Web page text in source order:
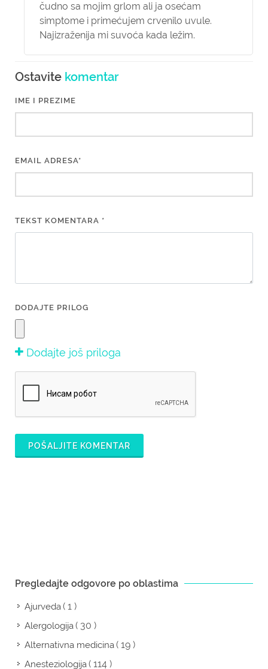
čudno sa mojim grlom ali ja osećam
simptome i primećujem crvenilo uvule.
Najizraženija mi suvoća kada ležim.
Ostavite komentar
IME I PREZIME
EMAIL ADRESA*
TEKST KOMENTARA *
DODAJTE PRILOG
Dodajte još priloga
POŠALJITE KOMENTAR
Pregledajte odgovore po oblastima
Ajurveda( 1 )
Alergologija( 30 )
Alternativna medicina( 19 )
Anesteziologija( 114 )